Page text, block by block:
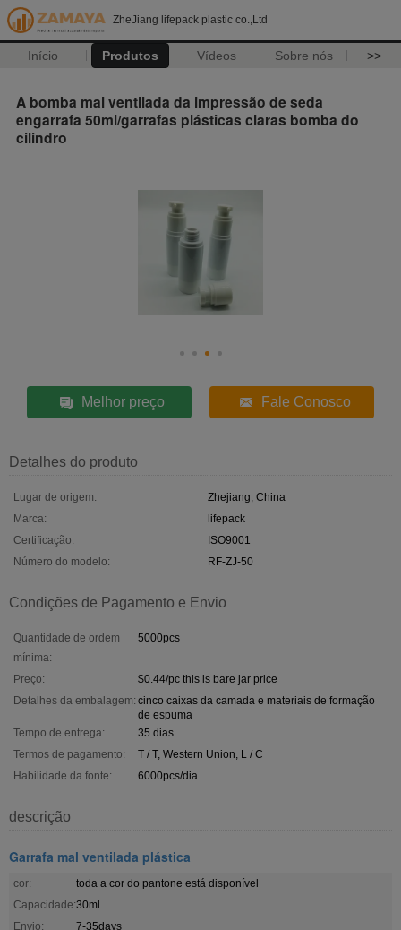
ZheJiang lifepack plastic co.,Ltd
Início Produtos Vídeos Sobre nós >>
A bomba mal ventilada da impressão de seda
engarrafa 50ml/garrafas plásticas claras bomba do
cilindro
Melhor preço Fale Conosco
Detalhes do produto
Lugar de origem:
Zhejiang, China
Marca:
lifepack
Certificação:
ISO9001
Número do modelo:
RF-ZJ-50
Condições de Pagamento e Envio
Quantidade de ordem
mínima:
5000pcs
Preço:
$0.44/pc this is bare jar price
Detalhes da embalagem: cinco caixas da camada e materiais de formação
de espuma
Tempo de entrega:
35 dias
Termos de pagamento:
T / T, Western Union, L / C
Habilidade da fonte:
6000pcs/dia.
descrição
Garrafa mal ventilada plástica
cor:
toda a cor do pantone está disponível
Capacidade:30ml
Envio:
7-35days